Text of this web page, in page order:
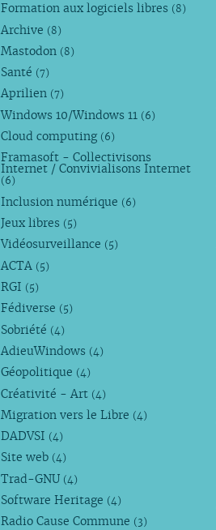
Formation aux logiciels libres (8)
Archive (8)
Mastodon (8)
Santé (7)
Aprilien (7)
Windows 10/Windows 11 (6)
Cloud computing (6)
Framasoft - Collectivisons
Internet / Convivialisons Internet
(6)
Inclusion numérique (6)
Jeux libres (5)
Vidéosurveillance (5)
ACTA (5)
RGI (5)
Fédiverse (5)
Sobriété (4)
AdieuWindows (4)
Géopolitique (4)
Créativité - Art (4)
Migration vers le Libre (4)
DADVSI (4)
Site web (4)
Trad-GNU (4)
Software Heritage (4)
Radio Cause Commune (3)